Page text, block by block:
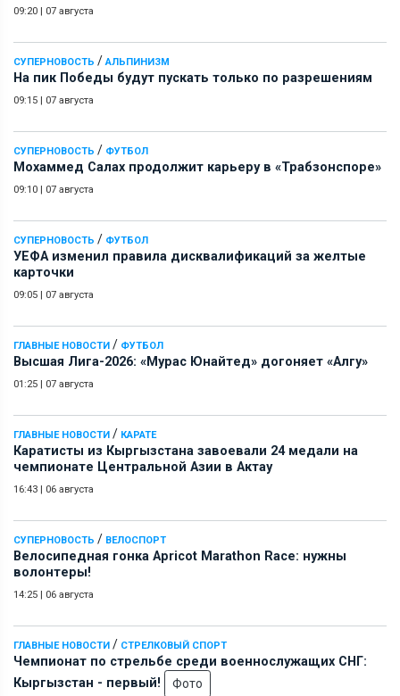
09:20 | 07 августа
СУПЕРНОВОСТЬ / АЛЬПИНИЗМ
На пик Победы будут пускать только по разрешениям
09:15 | 07 августа
СУПЕРНОВОСТЬ / ФУТБОЛ
Мохаммед Салах продолжит карьеру в «Трабзонспоре»
09:10 | 07 августа
СУПЕРНОВОСТЬ / ФУТБОЛ
УЕФА изменил правила дисквалификаций за желтые
карточки
09:05 | 07 августа
ГЛАВНЫЕ НОВОСТИ / ФУТБОЛ
Высшая Лига-2026: «Мурас Юнайтед» догоняет «Алгу»
01:25 | 07 августа
ГЛАВНЫЕ НОВОСТИ / КАРАТЕ
Каратисты из Кыргызстана завоевали 24 медали на
чемпионате Центральной Азии в Актау
16:43 | 06 августа
СУПЕРНОВОСТЬ / ВЕЛОСПОРТ
Велосипедная гонка Apricot Marathon Race: нужны
волонтеры!
14:25 | 06 августа
ГЛАВНЫЕ НОВОСТИ / СТРЕЛКОВЫЙ СПОРТ
Чемпионат по стрельбе среди военнослужащих СНГ:
Кыргызстан - первый!
Фото